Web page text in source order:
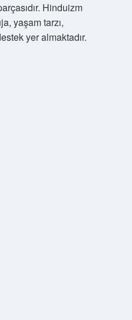
Hinduizm
yaşam tarzı,
yer almaktadır.